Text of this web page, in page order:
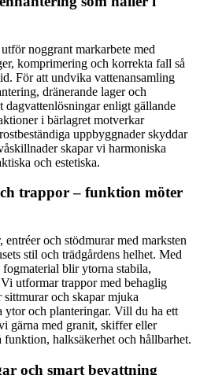
noggrant markarbete med
komprimering och korrekta fall så
För att undvika vattenansamling
dränerande lager och
dagvattenlösningar enligt gällande
i bärlagret motverkar
uppbyggnader skyddar
skapar vi harmoniska
och estetiska.
trappor – funktion möter
entréer och stödmurar med marksten
stil och trädgårdens helhet. Med
blir ytorna stabila,
utformar trappor med behaglig
och skapar mjuka
ytor och planteringar. Vill du ha ett
gärna med granit, skiffer eller
halksäkerhet och hållbarhet.
och smart bevattning